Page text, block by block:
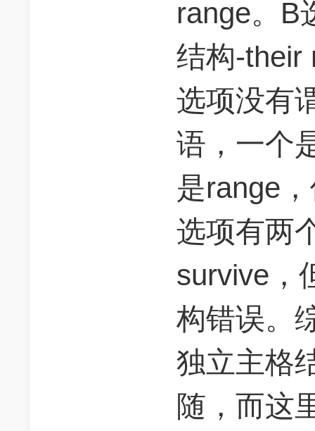
range。B
结构-
选项没有
语，一个
是range
选项有两
survive，
构错误。
独立主格
随，而这